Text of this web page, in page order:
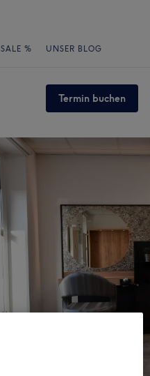
SALE % UNSER BLOG
Termin buchen